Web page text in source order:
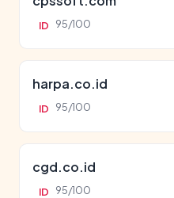
ID 95/100
harpa.co.id
ID 95/100
cgd.co.id
ID 95/100